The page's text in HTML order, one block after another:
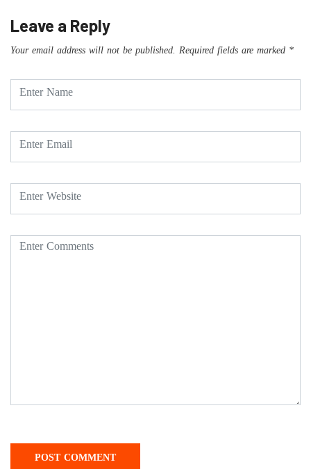
Leave a Reply
Your email address will not be published. Required fields are marked *